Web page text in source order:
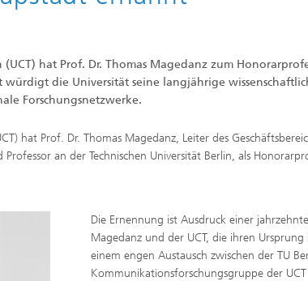
hat Prof. Dr. Thomas Magedanz zum
die Universität seine langjährige
Forschungsnetzwerke.
hat Prof. Dr. Thomas Magedanz, Leiter des
Professor an der Technischen Universität Berlin, als
Die Ernennung ist Ausdruck einer
Magedanz und der UCT, die ihren
einem engen Austausch zwischen der TU
Kommunikationsforschungsgruppe der